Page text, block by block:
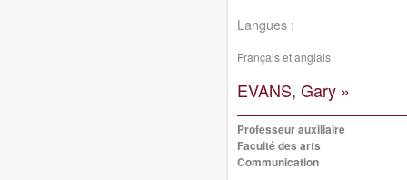
Langues :
Français et anglais
EVANS, Gary »
Professeur auxiliaire
Faculté des arts
Communication